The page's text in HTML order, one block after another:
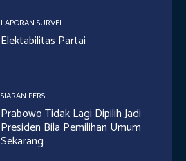
LAPORAN SURVEI
Elektabilitas Partai
SIARAN PERS
Prabowo Tidak Lagi Dipilih Jadi
Presiden Bila Pemilihan Umum
Sekarang